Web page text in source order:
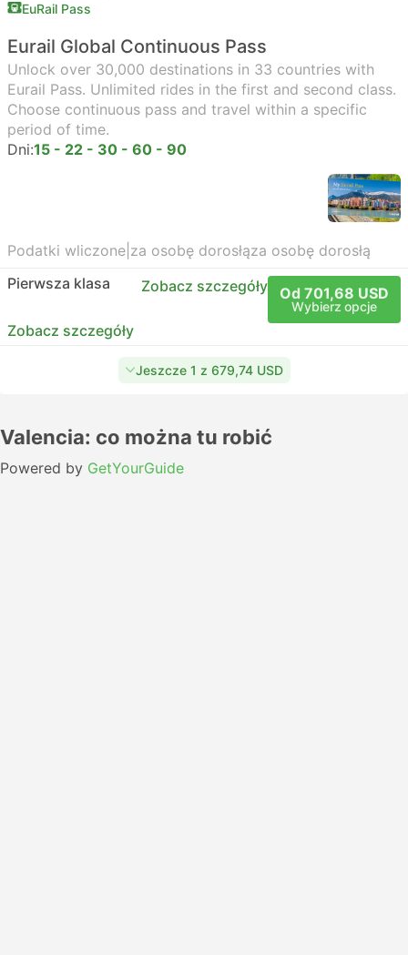
EuRail Pass
Eurail Global Continuous Pass
Unlock over 30,000 destinations in 33 countries with
Eurail Pass. Unlimited rides in the first and second class.
Choose continuous pass and travel within a specific
period of time.
Dni:15 - 22 - 30 - 60 - 90
Podatki wliczone za osobę dorosłąza osobę dorosłą
Pierwsza klasa
Zobacz szczegóły Od 701,68 USD
Wybierz opcje
Zobacz szczegóły
Jeszcze 1 z 679,74 USD
Valencia: co można tu robić
Powered by GetYourGuide